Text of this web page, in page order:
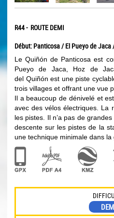
R44 - ROUTE DEMI
Début: Panticosa / El Pueyo de Jaca
Le Quiñón de Panticosa est
Pueyo de Jaca, Hoz de
del Quiñón est une piste
trois villages et offrant une vue
Il a beaucoup de dénivelé et
avec des vélos électriques. La
les pistes. Il n’a pas de
descente sur les pistes de la
une technique minimale dans la